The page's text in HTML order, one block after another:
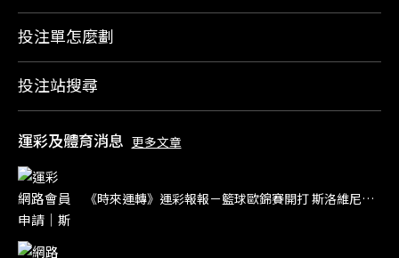
投注單怎麼劃
投注站搜尋
運彩及體育消息 更多文章
《時來運轉》運彩報報－籃球歐錦賽開打 斯洛維尼亞大戰立陶宛